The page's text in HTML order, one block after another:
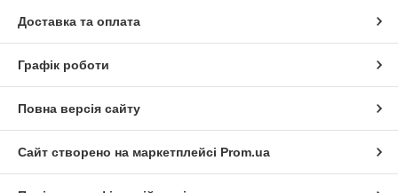
Доставка та оплата
Графік роботи
Повна версія сайту
Сайт створено на маркетплейсі Prom.ua